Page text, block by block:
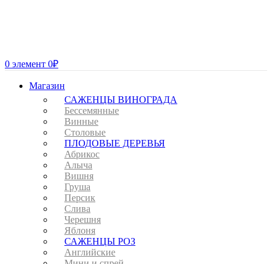
0 элемент 0₽
Магазин
САЖЕНЦЫ ВИНОГРАДА
Бессемянные
Винные
Столовые
ПЛОДОВЫЕ ДЕРЕВЬЯ
Абрикос
Алыча
Вишня
Груша
Персик
Слива
Черешня
Яблоня
САЖЕНЦЫ РОЗ
Английские